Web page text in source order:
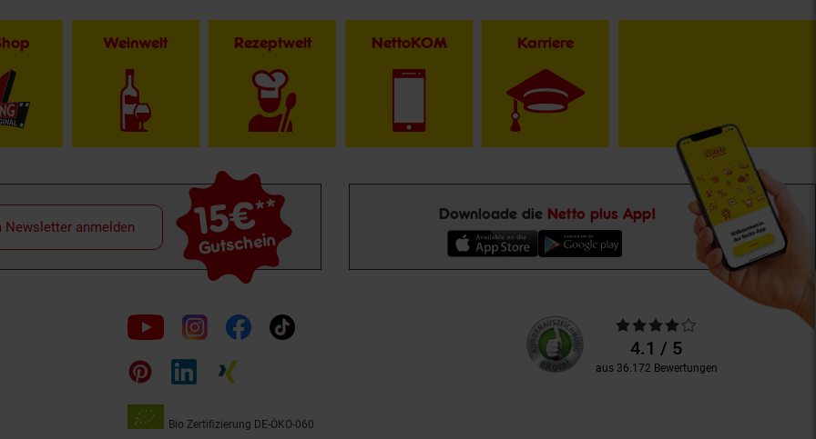
Weinwelt Rezeptwelt NettoKOM Karriere
15€**
Gutschein
Newsletter anmelden
Downloade die Netto plus App!
Folge
uns
auf
Bio Zertifizierung DE-ÖKO-060
Unsere
Kundenbewertungen
Durchschnittliche
Bewertungen4.1 / 5
aus 36.172 Bewertungen